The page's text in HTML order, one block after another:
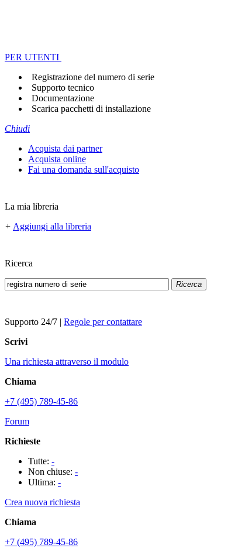
PER UTENTI
Registrazione del numero di serie
Supporto tecnico
Documentazione
Scarica pacchetti di installazione
Chiudi
Acquista dai partner
Acquista online
Fai una domanda sull'acquisto
La mia libreria
+ Aggiungi alla libreria
Ricerca
Ricerca
Supporto 24/7 | Regole per contattare
Scrivi
Una richiesta attraverso il modulo
Chiama
+7 (495) 789-45-86
Forum
Richieste
Tutte: -
Non chiuse: -
Ultima: -
Crea nuova richiesta
Chiama
+7 (495) 789-45-86